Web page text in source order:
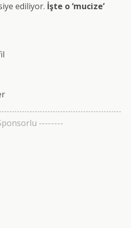
ediliyor. İşte o ‘mucize’
--------